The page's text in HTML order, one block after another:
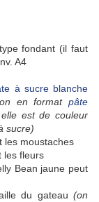
fondant (il faut
A4
à sucre blanche
en formatpâte
est de couleur
sucre)
les moustaches
les fleurs
Bean jaune peut
du gateau (on